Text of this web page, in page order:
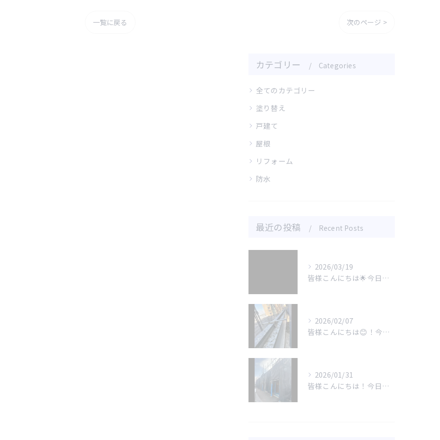
一覧に戻る 次のページ >
カテゴリー Categories
全てのカテゴリー
塗り替え
戸建て
屋根
リフォーム
防水
最近の投稿 Recent Posts
2026/03/19
皆様こんにちは🌟今日は屋根塗装についてお話しします。
2026/02/07
皆様こんにちは😊！今回の動画では、小山市にあるビルの屋上から...
2026/01/31
皆様こんにちは！今日は嬉しいご報告があります🌟1月度に深谷市...